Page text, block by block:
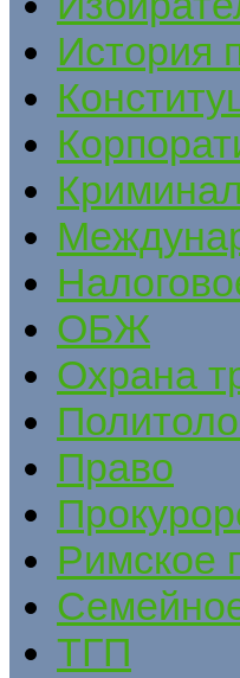
История
ОБЖ
Охрана
Право
Римское
ТГП